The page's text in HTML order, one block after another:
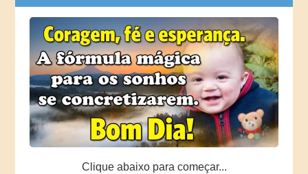
Clique abaixo para começar...